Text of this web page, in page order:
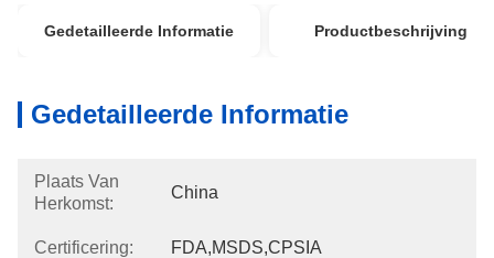
Gedetailleerde Informatie Productbeschrijving
Gedetailleerde Informatie
Plaats Van
Herkomst:
China
Certificering: FDA,MSDS,CPSIA